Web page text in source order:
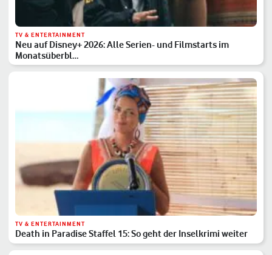
TV & ENTERTAINMENT
Neu auf Disney+ 2026: Alle Serien- und Filmstarts im
Monatsüberbl…
TV & ENTERTAINMENT
Death in Paradise Staffel 15: So geht der Inselkrimi weiter